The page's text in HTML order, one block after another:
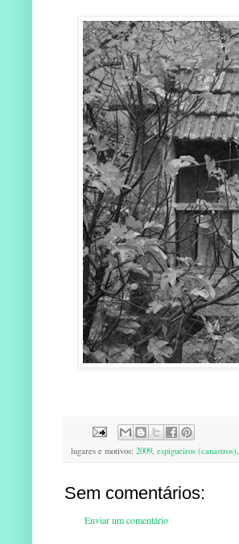
lugares e motivos: 2009, espigueiros (canastros),
Sem comentários:
Enviar um comentário